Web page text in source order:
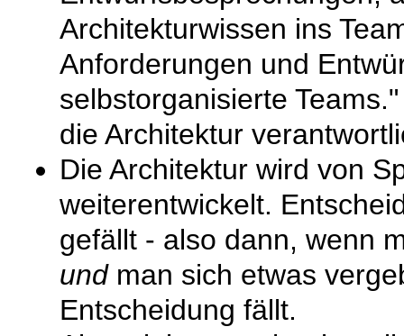
Architekturwissen ins
Anforderungen und
selbstorganisierte
die Architektur
Die Architektur wird von
weiterentwickelt.
gefällt - also dann, wenn
undman sich etwas
Entscheidung fällt.